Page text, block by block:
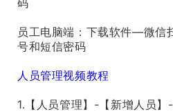
码
员工电脑端：下载软件—微信
号和短信密码
人员管理视频教程
1.【人员管理】-【新增人员】-